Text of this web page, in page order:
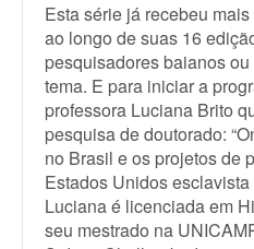
Esta série já recebeu
ao longo de suas 16
pesquisadores baianos
tema. E para iniciar a
professora Luciana Brito
pesquisa de doutorado:
no Brasil e os projetos de
Estados Unidos
Luciana é licenciada em
seu mestrado na